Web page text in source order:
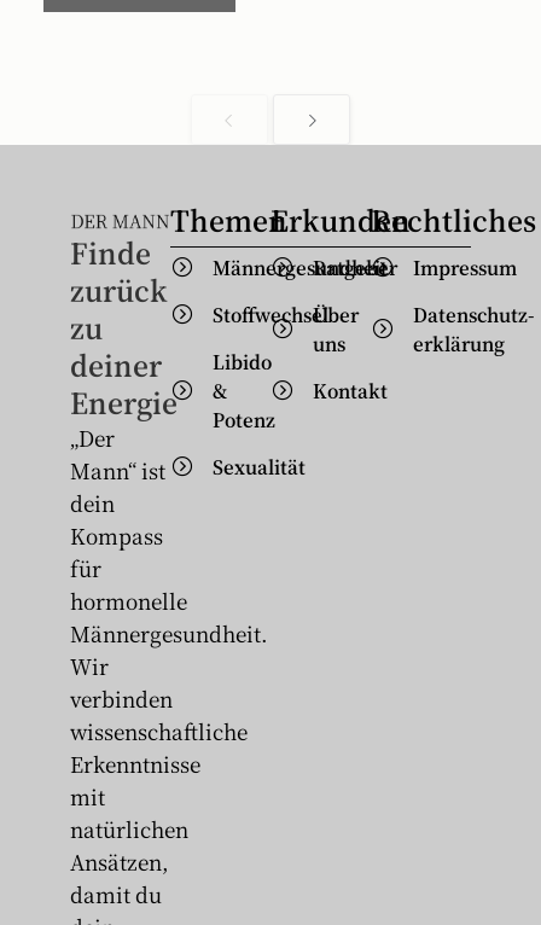
Finde
zurück
zu
deiner
Energie
„Der
Mann“ ist
dein
Kompass
für
hormonelle
Männergesundheit.
Wir
verbinden
wissenschaftliche
Erkenntnisse
mit
natürlichen
Ansätzen,
damit du
Themen
Männergesundheit
Stoffwechsel
Libido
&
Potenz
Sexualität
Erkunden
Ratgeber
Über
uns
Kontakt
Rechtliches
Impressum
Datenschutz­
erklärung